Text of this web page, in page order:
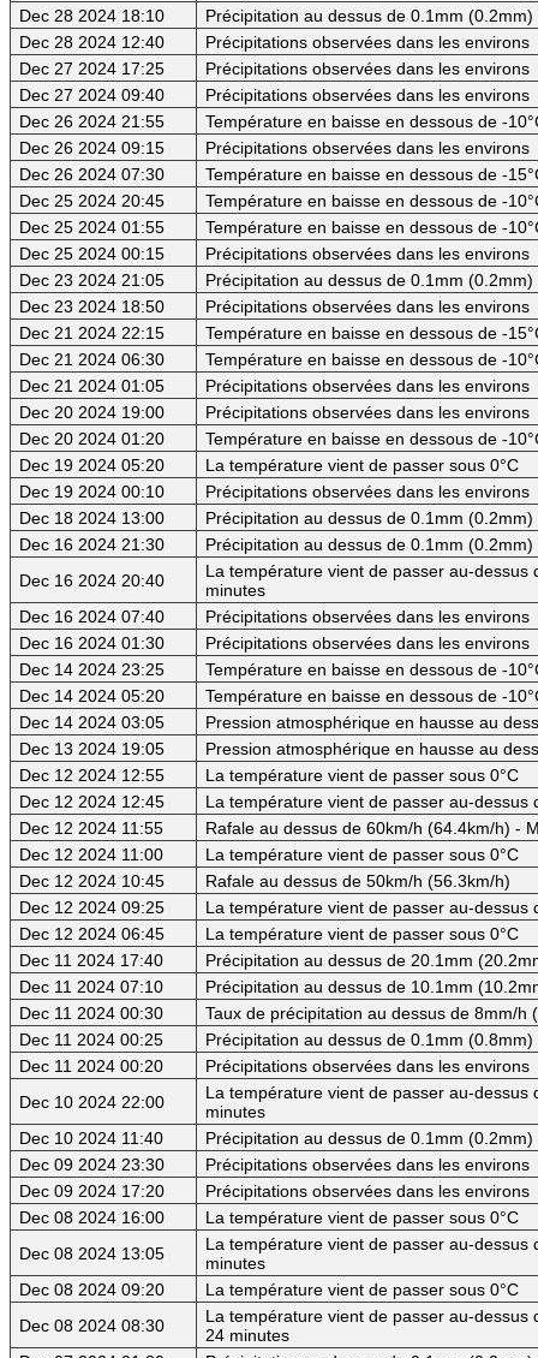
Dec 28 2024 18:10
Précipitation au dessus de 0.1mm
Dec 28 2024 12:40
Précipitations observées dans les environs
Dec 27 2024 17:25
Précipitations observées dans les environs
Dec 27 2024 09:40
Précipitations observées dans les environs
Dec 26 2024 21:55
Température en baisse en dessous de -
Dec 26 2024 09:15
Précipitations observées dans les environs
Dec 26 2024 07:30
Température en baisse en dessous de -
Dec 25 2024 20:45
Température en baisse en dessous de -
Dec 25 2024 01:55
Température en baisse en dessous de -
Dec 25 2024 00:15
Précipitations observées dans les environs
Dec 23 2024 21:05
Précipitation au dessus de 0.1mm
Dec 23 2024 18:50
Précipitations observées dans les environs
Dec 21 2024 22:15
Température en baisse en dessous de -
Dec 21 2024 06:30
Température en baisse en dessous de -
Dec 21 2024 01:05
Précipitations observées dans les environs
Dec 20 2024 19:00
Précipitations observées dans les environs
Dec 20 2024 01:20
Température en baisse en dessous de -
Dec 19 2024 05:20
La température vient de passer sous 0°C
Dec 19 2024 00:10
Précipitations observées dans les environs
Dec 18 2024 13:00
Précipitation au dessus de 0.1mm
Dec 16 2024 21:30
Précipitation au dessus de 0.1mm
Dec 16 2024 20:40
La température vient de passer au-
minutes
Dec 16 2024 07:40
Précipitations observées dans les environs
Dec 16 2024 01:30
Précipitations observées dans les environs
Dec 14 2024 23:25
Température en baisse en dessous de -
Dec 14 2024 05:20
Température en baisse en dessous de -
Dec 14 2024 03:05
Pression atmosphérique en hausse au
Dec 13 2024 19:05
Pression atmosphérique en hausse au
Dec 12 2024 12:55
La température vient de passer sous 0°C
Dec 12 2024 12:45
La température vient de passer au-
Dec 12 2024 11:55
Rafale au dessus de 60km/h (64.4km/h) -
Dec 12 2024 11:00
La température vient de passer sous 0°C
Dec 12 2024 10:45
Rafale au dessus de 50km/h (56.3km/h)
Dec 12 2024 09:25
La température vient de passer au-dessus
Dec 12 2024 06:45
La température vient de passer sous 0°C
Dec 11 2024 17:40
Précipitation au dessus de 20.1mm
Dec 11 2024 07:10
Précipitation au dessus de 10.1mm
Dec 11 2024 00:30
Taux de précipitation au dessus de 8mm/h
Dec 11 2024 00:25
Précipitation au dessus de 0.1mm
Dec 11 2024 00:20
Précipitations observées dans les environs
Dec 10 2024 22:00
La température vient de passer au-
minutes
Dec 10 2024 11:40
Précipitation au dessus de 0.1mm
Dec 09 2024 23:30
Précipitations observées dans les environs
Dec 09 2024 17:20
Précipitations observées dans les environs
Dec 08 2024 16:00
La température vient de passer sous 0°C
Dec 08 2024 13:05
La température vient de passer au-
minutes
Dec 08 2024 09:20
La température vient de passer sous 0°C
Dec 08 2024 08:30
La température vient de passer au-
24 minutes